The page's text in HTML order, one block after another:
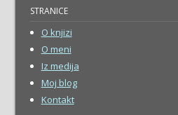
STRANICE
O knjizi
O meni
Iz medija
Moj blog
Kontakt